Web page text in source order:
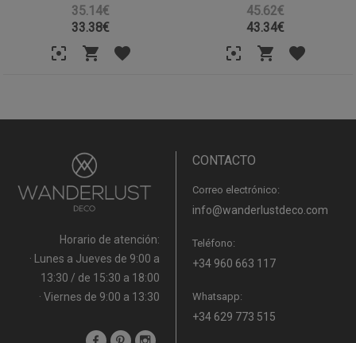
35.14€
33.38€
45.62€
43.34€
Horario de atención:
· Lunes a Jueves de 9:00 a
13:30 / de 15:30 a 18:00
· Viernes de 9:00 a 13:30
CONTACTO
Correo electrónico:
info@wanderlustdeco.com
Teléfono:
+34 960 663 117
Whatsapp:
+34 629 773 515